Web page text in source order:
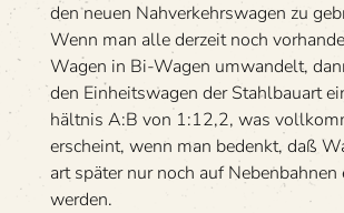
den neuen Nah­ver­kehrs­wa­gen zu
Wenn man alle der­zeit noch
Wagen in Bi-Wagen umwan­delt,
den Ein­heits­wa­gen der Stahl­bau­art
hält­nis A:B von 1:12,2, was
erscheint, wenn man bedenkt, daß
art spä­ter nur noch auf Neben­bah­nen
werden.